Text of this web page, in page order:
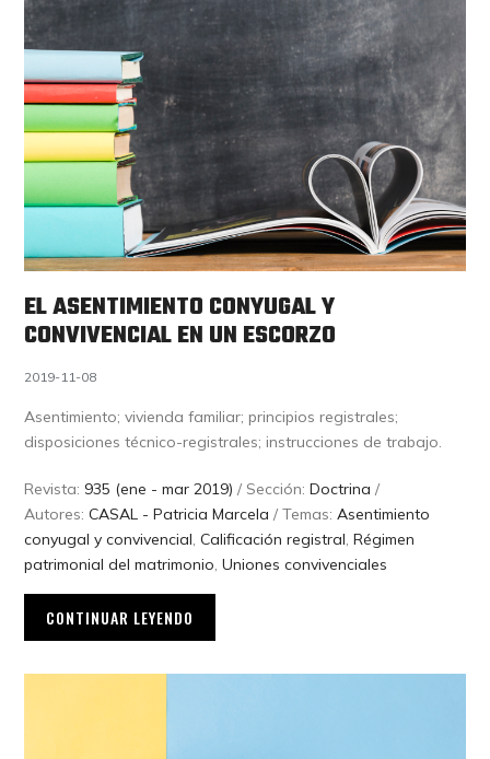
EL ASENTIMIENTO CONYUGAL Y
CONVIVENCIAL EN UN ESCORZO
2019-11-08
Asentimiento; vivienda familiar; principios registrales;
disposiciones técnico-registrales; instrucciones de trabajo.
Revista: 935 (ene - mar 2019) / Sección:Doctrina /
Autores:CASAL - Patricia Marcela / Temas:Asentimiento
conyugal y convivencial ,Calificación registral ,Régimen
patrimonial del matrimonio ,Uniones convivenciales
CONTINUAR LEYENDO